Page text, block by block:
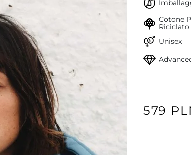
Cotone
Riciclato
Unisex
579